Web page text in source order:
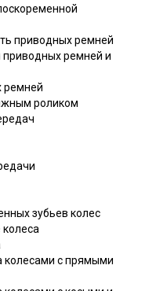
приводных ремней
ремней и
ремней
роликом
зубьев колес
колесами с прямыми